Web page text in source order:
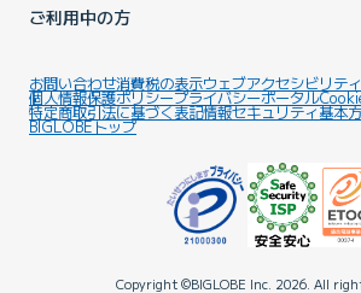
ご利用中の方
お問い合わせ消費税の表示ウェブアクセシビリテ
個人情報保護ポリシープライバシーポータル
特定商取引法に基づく表記情報セキュリティ基本
BIGLOBEトップ
Copyright ©BIGLOBE Inc. 2026. All